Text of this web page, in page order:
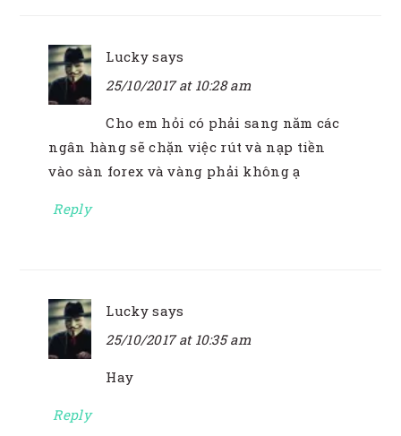
Lucky says
25/10/2017 at 10:28 am
Cho em hỏi có phải sang năm các
ngân hàng sẽ chặn việc rút và nạp tiền
vào sàn forex và vàng phải không ạ
Reply
Lucky says
25/10/2017 at 10:35 am
Hay
Reply